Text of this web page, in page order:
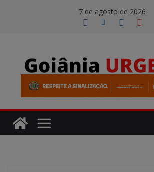
7 de agosto de 2026
modal-check